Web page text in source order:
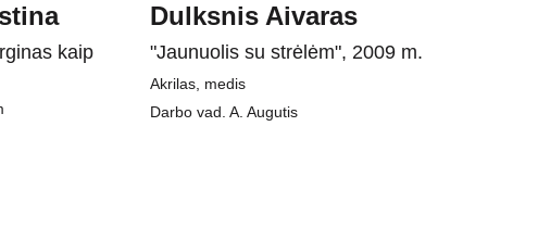
kaip
Dulksnis Aivaras
"Jaunuolis su strėlėm", 2009 m.
Akrilas, medis
Darbo vad. A. Augutis